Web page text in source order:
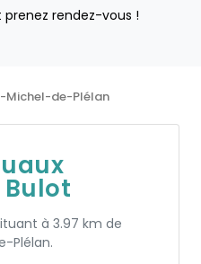
rendez-vous !
Michel-de-Plélan
Bulot
à 3.97 km de
Plélan.